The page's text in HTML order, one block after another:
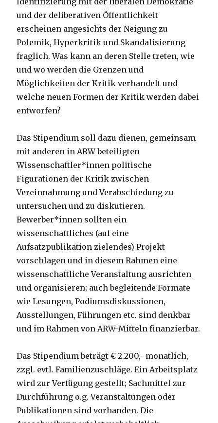
und der deliberativen Öffentlichkeit
erscheinen angesichts der Neigung zu
Polemik, Hyperkritik und Skandalisierung
fraglich. Was kann an deren Stelle treten, wie
und wo werden die Grenzen und
Möglichkeiten der Kritik verhandelt und
welche neuen Formen der Kritik werden dabei
entworfen?
Das Stipendium soll dazu dienen, gemeinsam
mit anderen in ARW beteiligten
Wissenschaftler*innen politische
Figurationen der Kritik zwischen
Vereinnahmung und Verabschiedung zu
untersuchen und zu diskutieren.
Bewerber*innen sollten ein
wissenschaftliches (auf eine
Aufsatzpublikation zielendes) Projekt
vorschlagen und in diesem Rahmen eine
wissenschaftliche Veranstaltung ausrichten
und organisieren; auch begleitende Formate
wie Lesungen, Podiumsdiskussionen,
Ausstellungen, Führungen etc. sind denkbar
und im Rahmen von ARW-Mitteln finanzierbar.
Das Stipendium beträgt € 2.200,- monatlich,
zzgl. evtl. Familienzuschläge. Ein Arbeitsplatz
wird zur Verfügung gestellt; Sachmittel zur
Durchführung o.g. Veranstaltungen oder
Publikationen sind vorhanden. Die